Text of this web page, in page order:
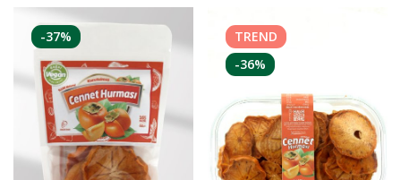
-37%
TREND
-36%